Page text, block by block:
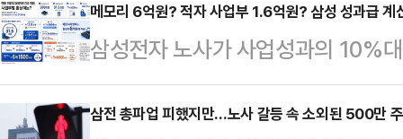
제는 끝이 아니라 '이제 시작'일 뿐"
원장을 겸하고 있는 정점식 의장은
교섭 끝에 파업을 유보했다는 소식
지 모른다"며 "하지만 착각하지 말
메모리 6억원? 적자 사업부 1.6억원? 삼성 성과급 계
삼성전자 노사가 사업성과의 10%
보상안에 합의하면서 반도체(DS)
게 됐다. 메모리사업부 직원들은 최
삼전 총파업 피했지만…노사 갈등 속 소외된 500만